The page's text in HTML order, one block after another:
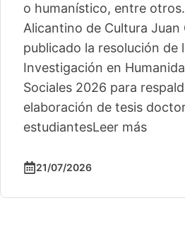
o humanístico, entre
Alicantino de Cultura Juan
publicado la resolución de
Investigación en
Sociales 2026 para
elaboración de tesis
estudiantesLeer más
21/07/2026